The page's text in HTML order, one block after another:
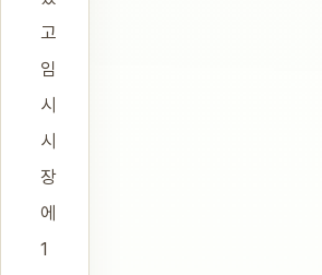
고
임
시
시
장
에
1